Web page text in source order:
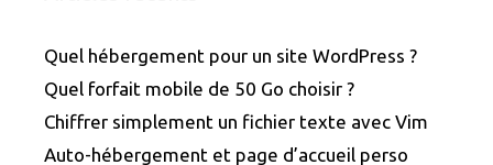
Quel hébergement pour un site WordPress ?
Quel forfait mobile de 50 Go choisir ?
Chiffrer simplement un fichier texte avec Vim
Auto-hébergement et page d’accueil perso